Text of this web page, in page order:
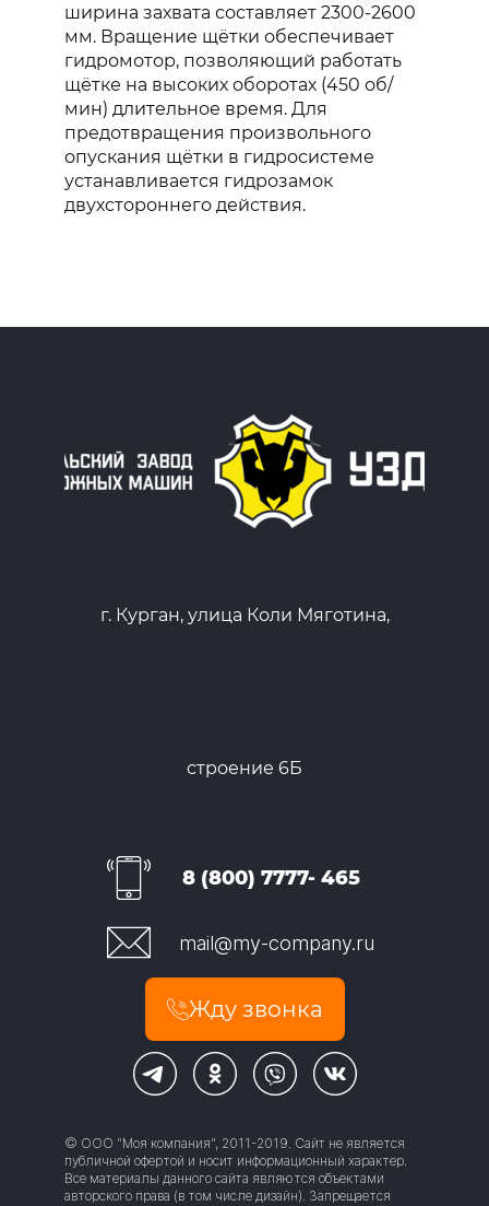
ширина захвата составляет 2300-2600
мм. Вращение щётки обеспечивает
гидромотор, позволяющий работать
щётке на высоких оборотах (450 об/
мин) длительное время. Для
предотвращения произвольного
опускания щётки в гидросистеме
устанавливается гидрозамок
двухстороннего действия.
г. Курган, улица Коли Мяготина,
строение 6Б
8 (800) 7777- 465
mail@my-company.ru
Жду звонка
© ООО "Моя компания", 2011-2019. Сайт не является
публичной офертой и носит информационный характер.
Все материалы данного сайта являются объектами
авторского права (в том числе дизайн). Запрещается